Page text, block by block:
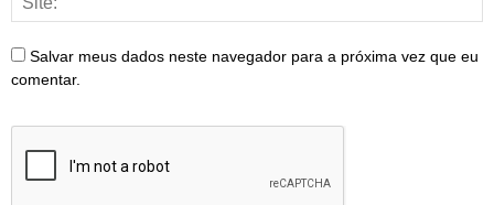
Salvar meus dados neste navegador para a próxima vez que eu
comentar.